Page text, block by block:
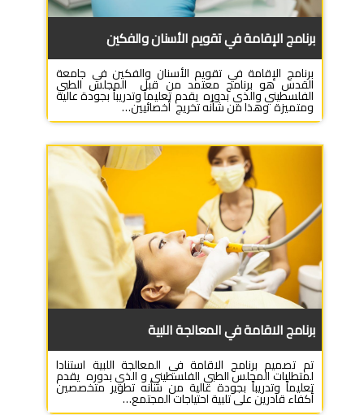
برنامج الإقامة في تقويم الأسنان والفكين
برنامج الإقامة في تقويم الأسنان والفكين في جامعة
القدس هو برنامج معتمد من قبل المجلس الطبي
الفلسطيني والذي بدوره يقدم تعليماً وتدريباً بجودة عالية
ومتميزة وهذا من شأنه تخريج أخصائيين…
برنامج الاقامة في المعالجة اللبية
تم تصميم برنامج الاقامة في المعالجة اللبية استنادا
لمتطلبات المجلس الطبي الفلسطيني و الذي بدوره يقدم
تعليماً وتدريباً بجودة عالية من شأنه تطوير متخصصين
أكفاء قادرين على تلبية احتياجات المجتمع…